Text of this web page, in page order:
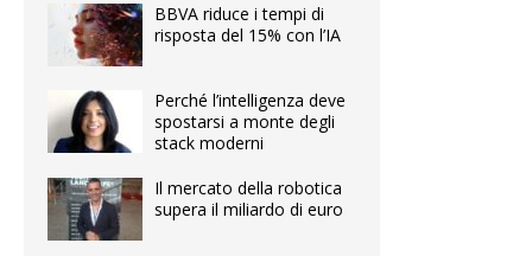
BBVA riduce i tempi di
risposta del 15% con l’IA
Perché l’intelligenza deve
spostarsi a monte degli
stack moderni
Il mercato della robotica
supera il miliardo di euro